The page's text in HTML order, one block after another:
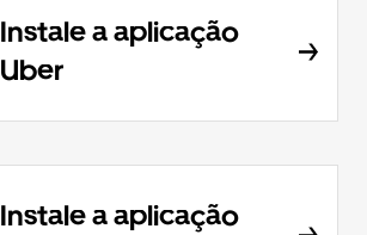
Instale a aplicação
Uber
Instale a aplicação